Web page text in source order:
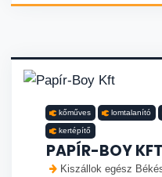
kőműves lomtalanító
kertépítő
PAPÍR-BOY KFT
Kiszállok egész